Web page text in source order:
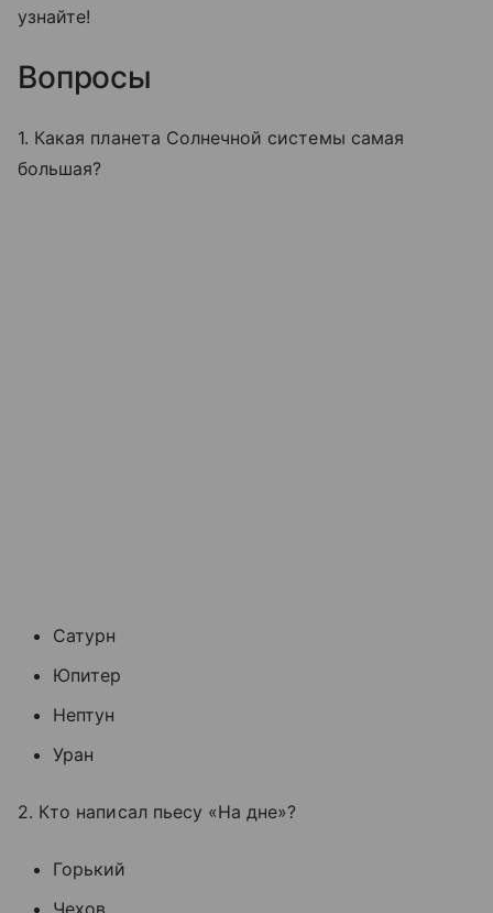
узнайте!
Вопросы
1. Какая планета Солнечной системы самая
большая?
Сатурн
Юпитер
Нептун
Уран
2. Кто написал пьесу «На дне»?
Горький
Чехов